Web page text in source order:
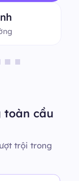
toàn cầu
trội trong